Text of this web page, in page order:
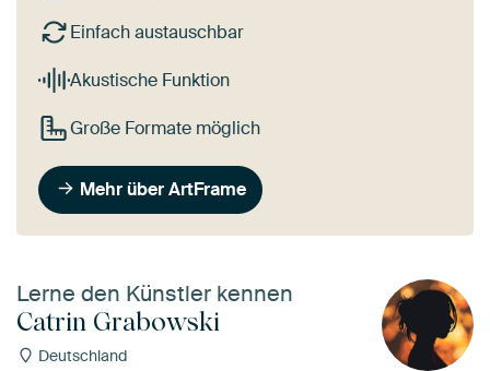
Einfach austauschbar
Akustische Funktion
Große Formate möglich
Mehr über ArtFrame
Lerne den Künstler kennen
Catrin Grabowski
Deutschland